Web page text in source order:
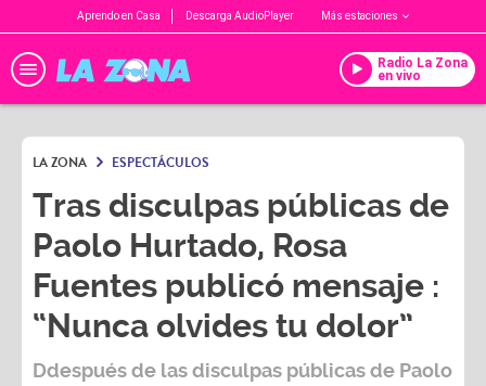
Aprendo en Casa Descarga AudioPlayer Más estaciones
Radio La Zona
en vivo
LA ZONA ESPECTÁCULOS
Tras disculpas públicas de
Paolo Hurtado, Rosa
Fuentes publicó mensaje :
“Nunca olvides tu dolor”
Ddespués de las disculpas públicas de Paolo